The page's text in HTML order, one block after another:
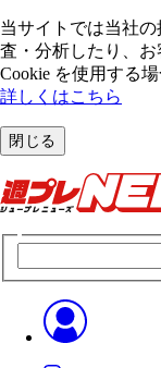
当サイトでは当社
査・分析したり、
Cookie を使⽤する
詳しくはこちら
閉じる